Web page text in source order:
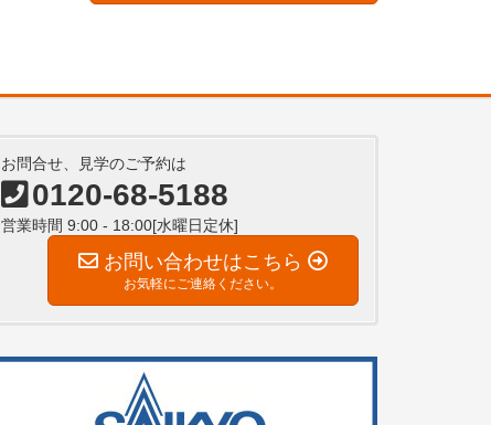
お問合せ、見学のご予約は
0120-68-5188
営業時間 9:00 - 18:00[水曜日定休]
お問い合わせはこちら
お気軽にご連絡ください。